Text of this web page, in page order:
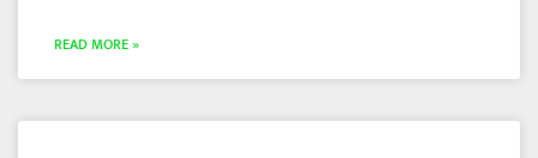
READ MORE »